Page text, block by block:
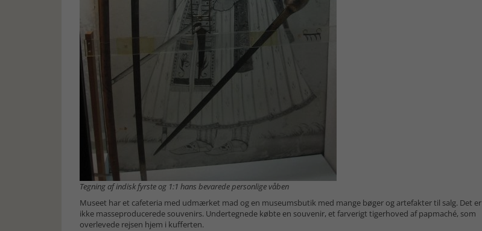
Tegning af indisk fyrste og 1:1 hans bevarede personlige våben
Museet har et cafeteria med udmærket mad og en museumsbutik med mange bøger og artefakter til salg. Det er
ikke masseproducerede souvenirs. Undertegnede købte en souvenir, et farverigt tigerhoved af papmaché, som
overlevede rejsen hjem i kufferten.